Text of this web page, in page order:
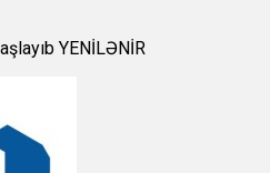
YENİLƏNİR